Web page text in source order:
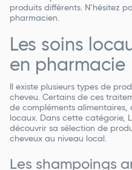
produits différents. N’hésitez
pharmacien. ‌ ‌
Les soins
en pharmacie
Il existe plusieurs types de
cheveu. Certains de ces
de compléments alimentaires,
locaux. Dans cette catégorie,
découvrir sa sélection de
cheveux au niveau local.
Les shampoings